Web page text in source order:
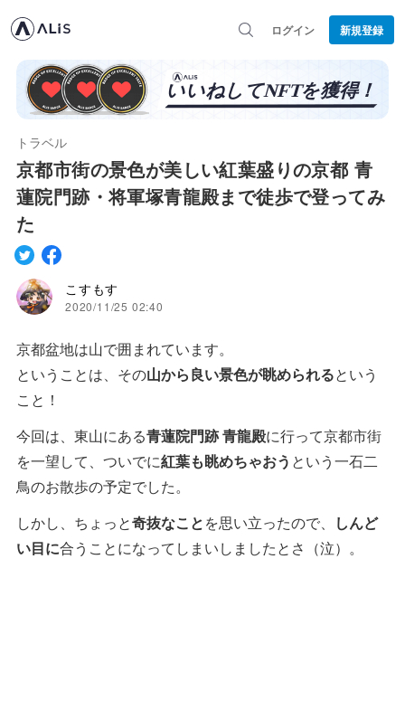
ログイン 新規登録
トラベル
京都市街の景色が美しい紅葉盛りの京都 青
蓮院門跡・将軍塚青龍殿まで徒歩で登ってみ
た
こすもす
2020/11/25 02:40
京都盆地は山で囲まれています。
ということは、その山から良い景色が眺められるという
こと！
今回は、東山にある青蓮院門跡 青龍殿に行って京都市街
を一望して、ついでに紅葉も眺めちゃおう という一石二
鳥のお散歩の予定でした。
しかし、ちょっと奇抜なことを思い立ったので、
しんど
い目に合うことになってしまいしましたとさ（泣）。